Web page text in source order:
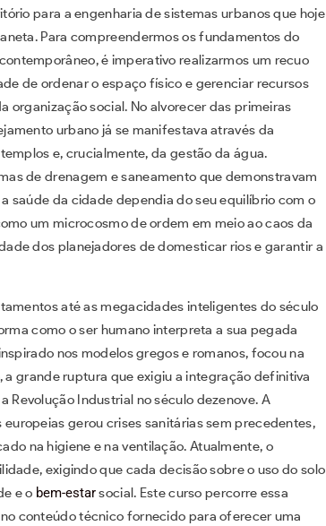
para a engenharia de sistemas urbanos que hoje
Para compreendermos os fundamentos do
é imperativo realizarmos um recuo
de ordenar o espaço físico e gerenciar recursos
organização social. No alvorecer das primeiras
urbano já se manifestava através da
e, crucialmente, da gestão da água.
de drenagem e saneamento que demonstravam
saúde da cidade dependia do seu equilíbrio com o
um microcosmo de ordem em meio ao caos da
dos planejadores de domesticar rios e garantir a
até as megacidades inteligentes do século
como o ser humano interpreta a sua pegada
nos modelos gregos e romanos, focou na
grande ruptura que exigiu a integração definitiva
Revolução Industrial no século dezenove. A
gerou crises sanitárias sem precedentes,
na higiene e na ventilação. Atualmente, o
exigindo que cada decisão sobre o uso do solo
e o bem-estarsocial. Este curso percorre essa
conteúdo técnico fornecido para oferecer uma